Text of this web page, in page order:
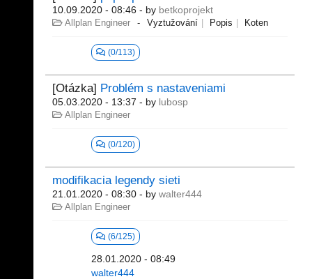
10.09.2020 - 08:46 - by betkoprojekt
Allplan Engineer Vyztužování Popis Koten
(0/113)
[Otázka] Problém s nastaveniami
05.03.2020 - 13:37 - by lubosp
Allplan Engineer
(0/120)
modifikacia legendy sieti
21.01.2020 - 08:30 - by walter444
Allplan Engineer
(6/125)
28.01.2020 - 08:49
walter444